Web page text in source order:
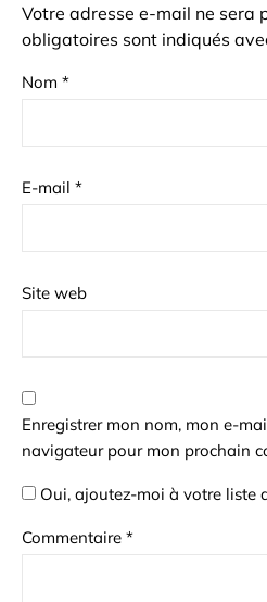
Votre adresse e-mail ne sera
obligatoires sont indiqués
Nom *
E-mail *
Site web
Enregistrer mon nom, mon e-
navigateur pour mon prochain
Oui, ajoutez-moi à votre liste
Commentaire *